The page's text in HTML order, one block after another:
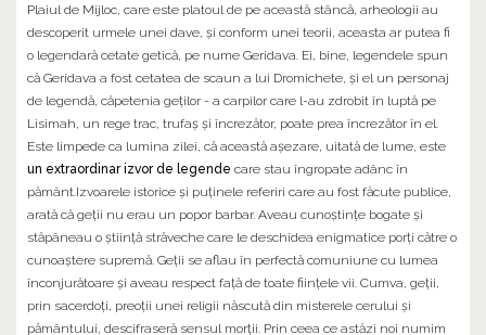
Plaiul de Mijloc, care este platoul de pe această stâncă, arheologii au
descoperit urmele unei dave, și conform unei teorii, aceasta ar putea fi
o legendară cetate getică, pe nume Geridava. Ei, bine, legendele spun
că Geridava a fost cetatea de scaun a lui Dromichete, și el un personaj
de legendă, căpetenia geților - a carpilor care l-au zdrobit în luptă pe
Lisimah, un rege trac, trufaș și încrezător, poate prea încrezător în el.
Este limpede ca lumina zilei, că această așezare, uitată de lume, este
un extraordinar izvor de legende care stau îngropate adânc în
pământ.Izvoarele istorice și puținele referiri care au fost făcute publice,
arată că geții nu erau un popor barbar. Aveau cunoștințe bogate și
stăpâneau o știință străveche care le deschidea enigmatice porți către o
cunoaștere supremă. Geții se aflau în perfectă comuniune cu lumea
înconjurătoare și aveau respect față de toate ființele vii. Cumva, geții,
prin sacerdoți, preoții unei religii născută din misterele cerului și
pământului, descifraseră sensul morții. Prin ceea ce astăzi noi numim